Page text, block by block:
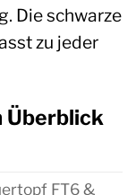
Die schwarze
zu jeder
Überblick
FT6 &